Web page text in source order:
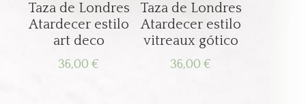
Taza de Londres
Atardecer estilo
art deco
36,00€
Taza de Londres
Atardecer estilo
vitreaux gótico
36,00€